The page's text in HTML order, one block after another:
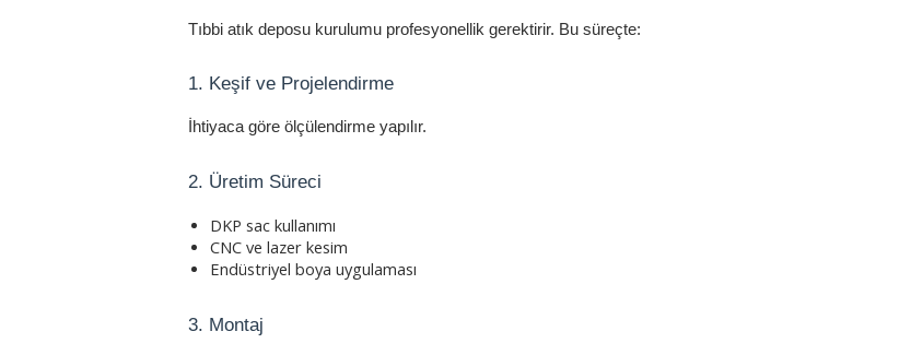
Tıbbi atık deposu kurulumu profesyonellik gerektirir. Bu süreçte:
1. Keşif ve Projelendirme
İhtiyaca göre ölçülendirme yapılır.
2. Üretim Süreci
DKP sac kullanımı
CNC ve lazer kesim
Endüstriyel boya uygulaması
3. Montaj